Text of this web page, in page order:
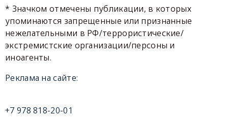
* Значком отмечены публикации, в которых
упоминаются запрещенные или признанные
нежелательными в РФ/террористические/
экстремистские организации/персоны и
иноагенты.
Реклама на сайте:
+7 978 818-20-01